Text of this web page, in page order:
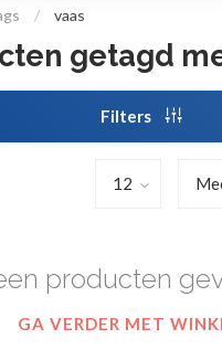
/ vaas
getagd
Filters
producten
GA VERDER MET